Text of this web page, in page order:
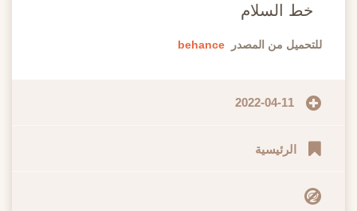
خط السلام
للتحميل من المصدر behance
2022-04-11
الرئيسية